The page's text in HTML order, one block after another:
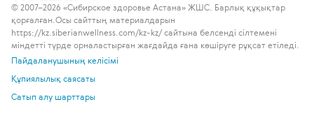
© 2007–2026 «Сибирское здоровье Астана» ЖШС. Барлық құқықтар
қорғалған. Осы сайттың материалдарын
https://kz.siberianwellness.com/kz-kz/ сайтына белсенді сілтемені
міндетті түрде орналастырған жағдайда ғана көшіруге рұқсат етіледі.
Пайдаланушының келісімі
Құпиялылық саясаты
Сатып алу шарттары